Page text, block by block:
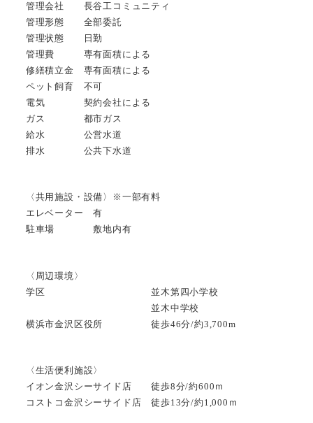
管理会社 長谷工コミュニティ
管理形態 全部委託
管理状態 日勤
管理費 専有面積による
修繕積立金 専有面積による
ペット飼育 不可
電気 契約会社による
ガス 都市ガス
給水 公営水道
排水 公共下水道
〈共用施設・設備〉※一部有料
エレベーター 有
駐車場 敷地内有
〈周辺環境〉
学区 並木第四小学校
並木中学校
横浜市金沢区役所 徒歩46分/約3,700m
〈生活便利施設〉
イオン金沢シーサイド店 徒歩8分/約600ｍ
コストコ金沢シーサイド店 徒歩13分/約1,000ｍ